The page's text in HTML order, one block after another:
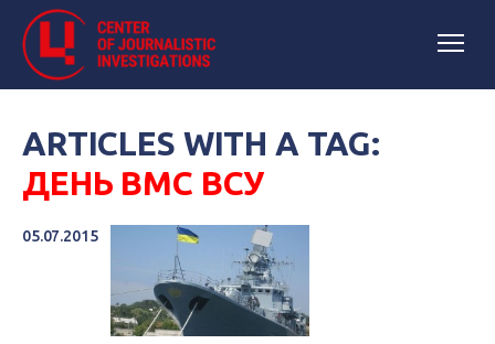
ARTICLES WITH A TAG:
ДЕНЬ ВМС ВСУ
05.07.2015